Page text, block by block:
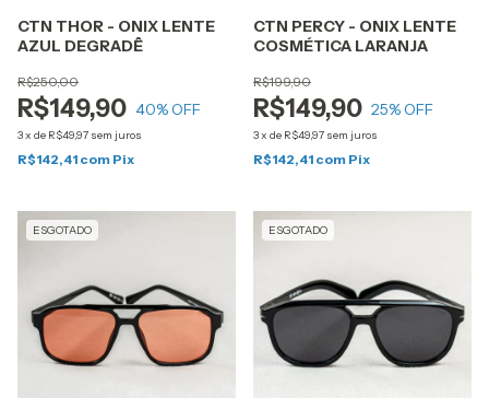
CTN THOR - ONIX LENTE
AZUL DEGRADÊ
R$149,90
R$250,00
40% OFF
3x de R$49,97 sem juros
R$142,41 com Pix
CTN PERCY - ONIX LENTE
COSMÉTICA LARANJA
R$149,90
R$199,90
25% OFF
3x de R$49,97 sem juros
R$142,41 com Pix
ESGOTADO ESGOTADO